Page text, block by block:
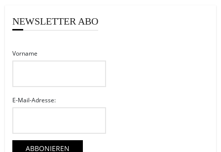
NEWSLETTER ABO
Vorname
E-Mail-Adresse: